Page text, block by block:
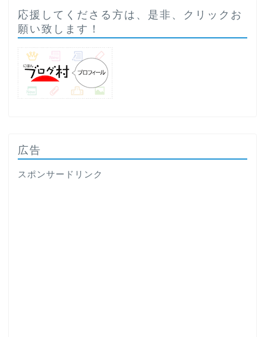
応援してくださる方は、是非、クリックお
願い致します！
広告
スポンサードリンク